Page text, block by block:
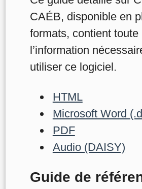
CAÉB, disponible en
formats, contient toute
l’information
utiliser ce logiciel.
HTML
Microsoft Word
PDF
Audio (DAISY)
Guide de